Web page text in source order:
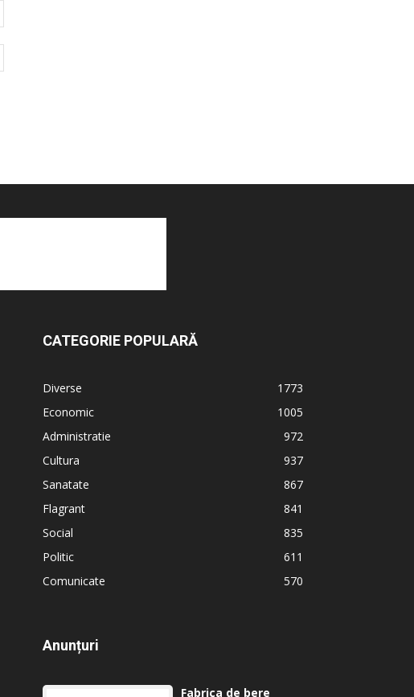
CATEGORIE POPULARĂ
Diverse
1773
Economic
1005
Administratie
972
Cultura
937
Sanatate
867
Flagrant
841
Social
835
Politic
611
Comunicate
570
Anunțuri
Fabrica de bere